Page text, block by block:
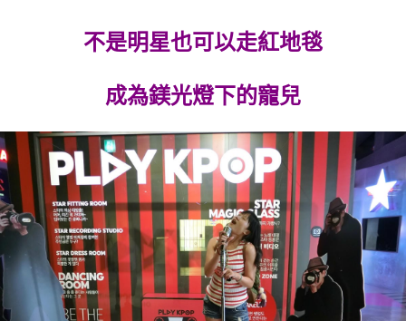
不是明星也可以走紅地毯
成為鎂光燈下的寵兒